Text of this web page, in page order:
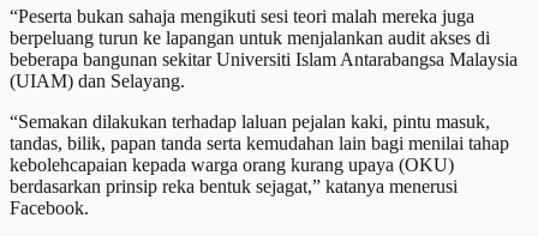
“Peserta bukan sahaja mengikuti sesi teori malah mereka juga
berpeluang turun ke lapangan untuk menjalankan audit akses di
beberapa bangunan sekitar Universiti Islam Antarabangsa Malaysia
(UIAM) dan Selayang.
“Semakan dilakukan terhadap laluan pejalan kaki, pintu masuk,
tandas, bilik, papan tanda serta kemudahan lain bagi menilai tahap
kebolehcapaian kepada warga orang kurang upaya (OKU)
berdasarkan prinsip reka bentuk sejagat,” katanya menerusi
Facebook.